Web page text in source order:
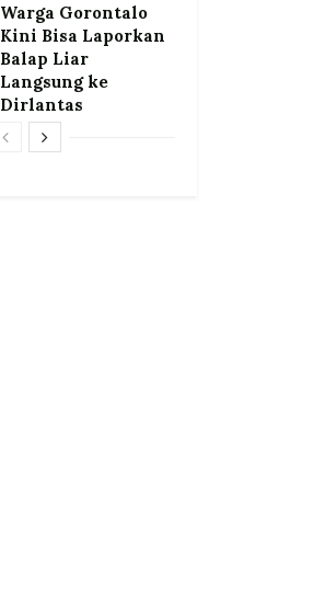
Warga Gorontalo
Kini Bisa Laporkan
Balap Liar
Langsung ke
Dirlantas